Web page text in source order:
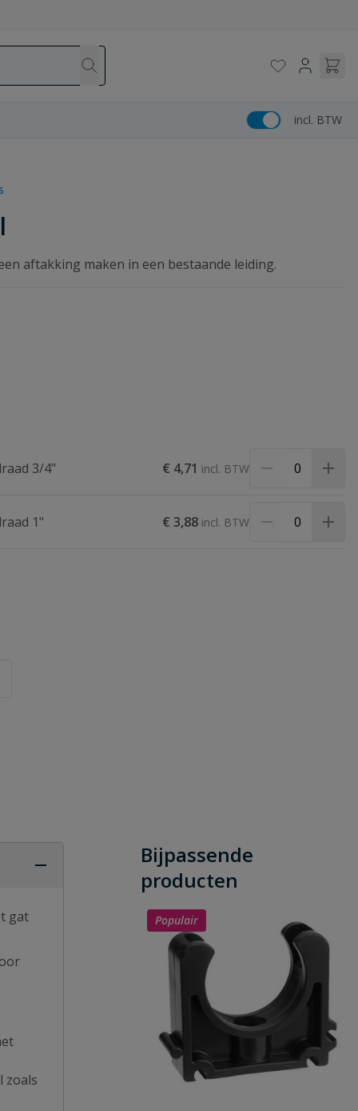
incl. BTW
aftakking maken in een bestaande leiding.
3/4" € 4,71
1" € 3,88
gat
zoals
Bijpassende
producten
Populair